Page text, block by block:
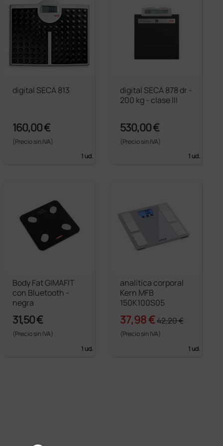
digital SECA 813
160,00 €
(Precio sin IVA)
1 ud.
digital SECA 878 dr -
200 kg - clase III
530,00 €
(Precio sin IVA)
1 ud.
Body Fat GIMAFIT
con Bluetooth -
negra
31,50 €
(Precio sin IVA)
1 ud.
analítica corporal
Kern MFB
150K100S05
37,98 €42,20 €
(Precio sin IVA)
1 ud.